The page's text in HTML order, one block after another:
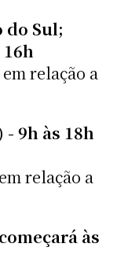
do Sul;
relação a
9h às 18h
relação a
às